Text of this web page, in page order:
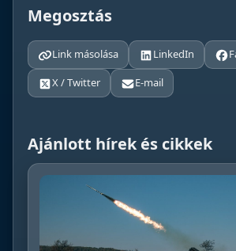
Megosztás
Link másolása LinkedIn
X / Twitter
E-mail
Ajánlott hírek és cikkek